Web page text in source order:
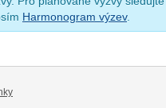
Harmonogram výzev.